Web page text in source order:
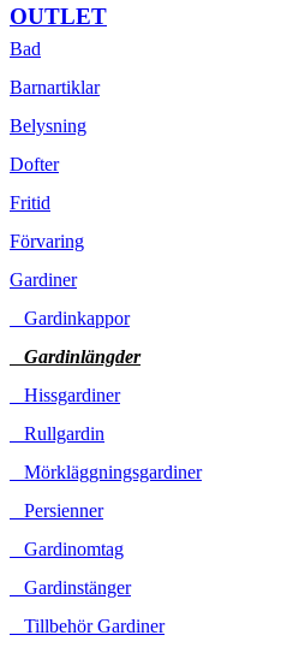
OUTLET
Bad
Barnartiklar
Belysning
Dofter
Fritid
Förvaring
Gardiner
Gardinkappor
Gardinlängder
Hissgardiner
Rullgardin
Mörkläggningsgardiner
Persienner
Gardinomtag
Gardinstänger
Tillbehör Gardiner